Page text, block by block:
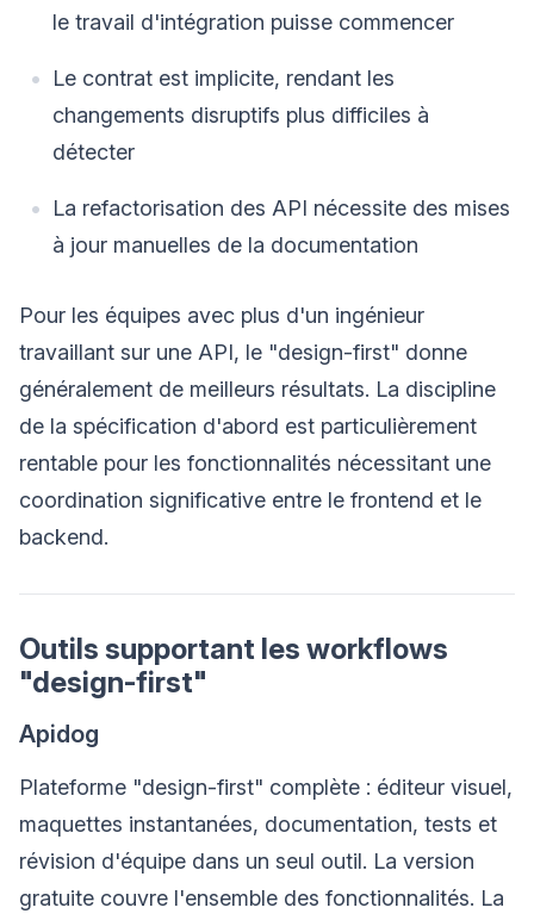
le travail d'intégration puisse commencer
Le contrat est implicite, rendant les
changements disruptifs plus difficiles à
détecter
La refactorisation des API nécessite des mises
à jour manuelles de la documentation
Pour les équipes avec plus d'un ingénieur
travaillant sur une API, le "design-first" donne
généralement de meilleurs résultats. La discipline
de la spécification d'abord est particulièrement
rentable pour les fonctionnalités nécessitant une
coordination significative entre le frontend et le
backend.
Outils supportant les workflows
"design-first"
Apidog
Plateforme "design-first" complète : éditeur visuel,
maquettes instantanées, documentation, tests et
révision d'équipe dans un seul outil. La version
gratuite couvre l'ensemble des fonctionnalités. La